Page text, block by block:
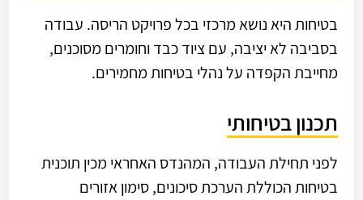
בטיחות היא נושא מרכזי בכל פרויקט הריסה. עבודה
בסביבה לא יציבה, עם ציוד כבד וחומרים מסוכנים,
מחייבת הקפדה על נהלי בטיחות מחמירים.
תכנון בטיחותי
לפני תחילת העבודה, המהנדס האחראי מכין תוכנית
בטיחות הכוללת הערכת סיכונים, סימון אזורים